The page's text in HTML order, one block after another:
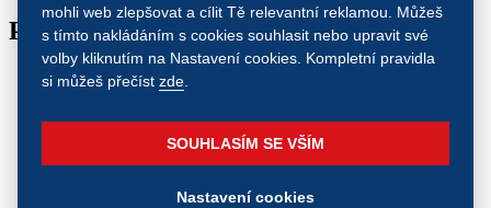
Partneři
mohli web zlepšovat a cílit Tě relevantní reklamou. Můžeš
s tímto nakládáním s cookies souhlasit nebo upravit své
volby kliknutím na Nastavení cookies. Kompletní pravidla
si můžeš přečístzde
SOUHLASÍM SE VŠÍM
Nastavení cookies